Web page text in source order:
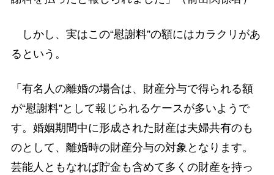
しかし、実はこの“慰謝料”の額にはカラクリがあ
るという。
「有名人の離婚の場合は、財産分与で得られる額
が“慰謝料”として報じられるケースが多いようで
す。婚姻期間中に形成された財産は夫婦共有のも
のとして、離婚時の財産分与の対象となります。
芸能人ともなれば貯金も含めて多くの財産を持っ